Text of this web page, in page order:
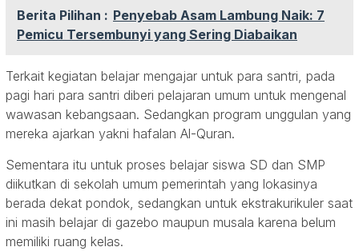
Berita Pilihan : Penyebab Asam Lambung Naik: 7
Pemicu Tersembunyi yang Sering Diabaikan
Terkait kegiatan belajar mengajar untuk para santri, pada
pagi hari para santri diberi pelajaran umum untuk mengenal
wawasan kebangsaan. Sedangkan program unggulan yang
mereka ajarkan yakni hafalan Al-Quran.
Sementara itu untuk proses belajar siswa SD dan SMP
diikutkan di sekolah umum pemerintah yang lokasinya
berada dekat pondok, sedangkan untuk ekstrakurikuler saat
ini masih belajar di gazebo maupun musala karena belum
memiliki ruang kelas.